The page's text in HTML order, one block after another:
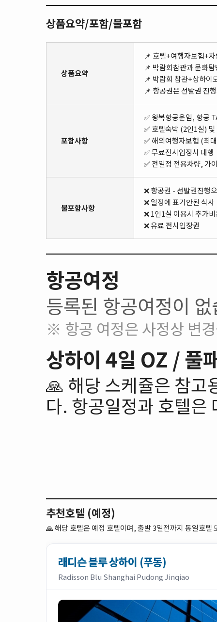
상품요약/포함/불포함
상품요약
📌 호텔+여행자보험+
📌 박람회참관과 문화
📌 박람회 참관+상하이
📌 항공권은 선발권 진
포함사항
✅ 왕복항공운임, 항공
✅ 호텔숙박 (2인1실)
✅ 해외여행자보험 (최
✅ 무료전시입장시 대행
✅ 전일정 전용차량, 가
불포함사항
❌ 항공권 - 선발권진행
❌ 일정에 표기안된 식사
❌ 1인1실 이용시 추가
❌ 유료 전시입장권
항공여정
등록된 항공여정이
※ 항공 여정은 사정상 변
상하이 4일 OZ / 풀
🙏 해당 스케쥴은 참고
다. 항공일정과 호텔은
추천호텔 (예정)
🙏해당 호텔은 예정 호텔이며, 출발 3일전까지 동일호텔
래디슨 블루 상하이 (푸동)
Radisson Blu Shanghai Pudong Jinqiao